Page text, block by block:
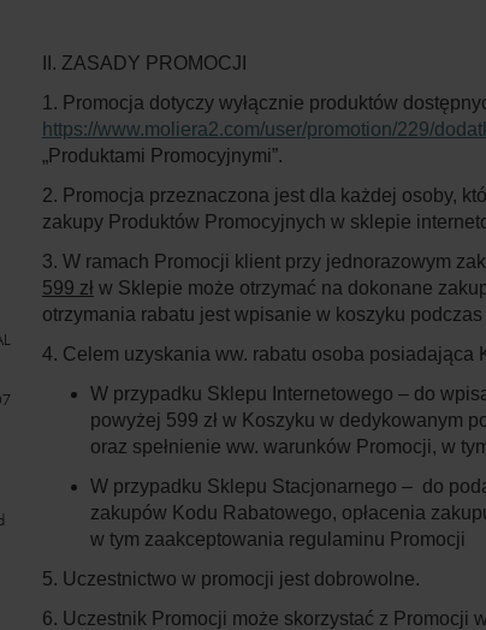
II. ZASADY PROMOCJI
1. Promocja dotyczy wyłącznie produktów
https://www.moliera2.com/user/promotion/229/
„Produktami Promocyjnymi”.
2. Promocja przeznaczona jest dla każdej osoby,
zakupy Produktów Promocyjnych w sklepie
3. W ramach Promocji klient przy jednorazowym
599 zł w Sklepie może otrzymać na dokonane
otrzymania rabatu jest wpisanie w koszyku
4. Celem uzyskania ww. rabatu osoba posiadająca
W przypadku Sklepu Internetowego – do
powyżej 599 zł w Koszyku w dedykowanym
oraz spełnienie ww. warunków Promocji, w
W przypadku Sklepu Stacjonarnego – do
zakupów Kodu Rabatowego, opłacenia
w tym zaakceptowania regulaminu Promocji
5. Uczestnictwo w promocji jest dobrowolne.
6. Uczestnik Promocji może skorzystać z Promocji